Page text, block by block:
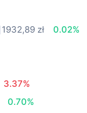
1932,89 zł
0.02%
3.37%
0.70%